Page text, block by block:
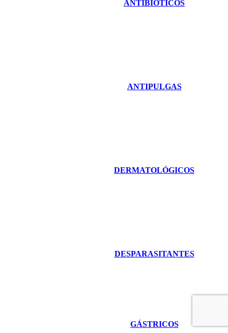
ANTIBIÓTICOS
ANTIPULGAS
DERMATOLÓGICOS
DESPARASITANTES
GÁSTRICOS